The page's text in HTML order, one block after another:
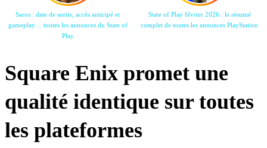
Saros : date de sortie, accès anticipé et
gameplay… toutes les annonces du State of
Play
State of Play février 2026 : le résumé
complet de toutes les annonces PlayStation
Square Enix promet une
qualité identique sur toutes
les plateformes